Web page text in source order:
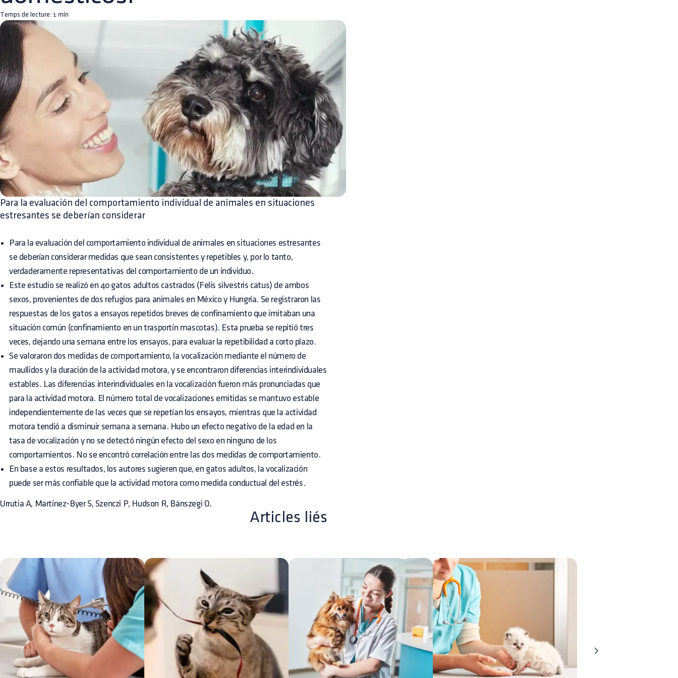
Temps de lecture: 1 min
Para la evaluación del comportamiento individual de animales en situaciones
estresantes se deberían considerar
Para la evaluación del comportamiento individual de animales en situaciones estresantes
se deberían considerar medidas que sean consistentes y repetibles y, por lo tanto,
verdaderamente representativas del comportamiento de un individuo.
Este estudio se realizó en 40 gatos adultos castrados (Felis silvestris catus) de ambos
sexos, provenientes de dos refugios para animales en México y Hungría. Se registraron las
respuestas de los gatos a ensayos repetidos breves de confinamiento que imitaban una
situación común (confinamiento en un trasportín mascotas). Esta prueba se repitió tres
veces, dejando una semana entre los ensayos, para evaluar la repetibilidad a corto plazo.
Se valoraron dos medidas de comportamiento, la vocalización mediante el número de
maullidos y la duración de la actividad motora, y se encontraron diferencias interindividuales
estables. Las diferencias interindividuales en la vocalización fueron más pronunciadas que
para la actividad motora. El número total de vocalizaciones emitidas se mantuvo estable
independientemente de las veces que se repetían los ensayos, mientras que la actividad
motora tendió a disminuir semana a semana. Hubo un efecto negativo de la edad en la
tasa de vocalización y no se detectó ningún efecto del sexo en ninguno de los
comportamientos. No se encontró correlación entre las dos medidas de comportamiento.
En base a estos resultados, los autores sugieren que, en gatos adultos, la vocalización
puede ser más confiable que la actividad motora como medida conductual del estrés.
Urrutia A, Martínez-Byer S, Szenczi P, Hudson R, Bánszegi O.
Articles liés